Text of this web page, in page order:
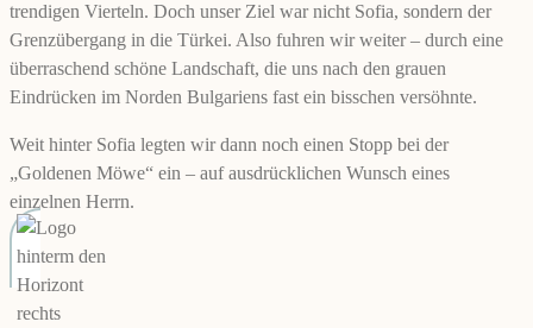
trendigen Vierteln. Doch unser Ziel war nicht Sofia, sondern der
Grenzübergang in die Türkei. Also fuhren wir weiter – durch eine
überraschend schöne Landschaft, die uns nach den grauen
Eindrücken im Norden Bulgariens fast ein bisschen versöhnte.
Weit hinter Sofia legten wir dann noch einen Stopp bei der
„Goldenen Möwe“ ein – auf ausdrücklichen Wunsch eines
einzelnen Herrn.